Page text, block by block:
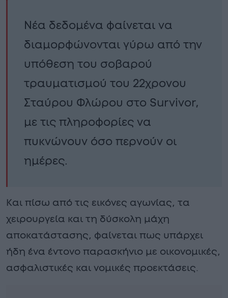
Νέα δεδομένα φαίνεται να
διαμορφώνονται γύρω από την
υπόθεση του σοβαρού
τραυματισμού του 22χρονου
Σταύρου Φλώρου στο Survivor,
με τις πληροφορίες να
πυκνώνουν όσο περνούν οι
ημέρες.
Και πίσω από τις εικόνες αγωνίας, τα
χειρουργεία και τη δύσκολη μάχη
αποκατάστασης, φαίνεται πως υπάρχει
ήδη ένα έντονο παρασκήνιο με οικονομικές,
ασφαλιστικές και νομικές προεκτάσεις.